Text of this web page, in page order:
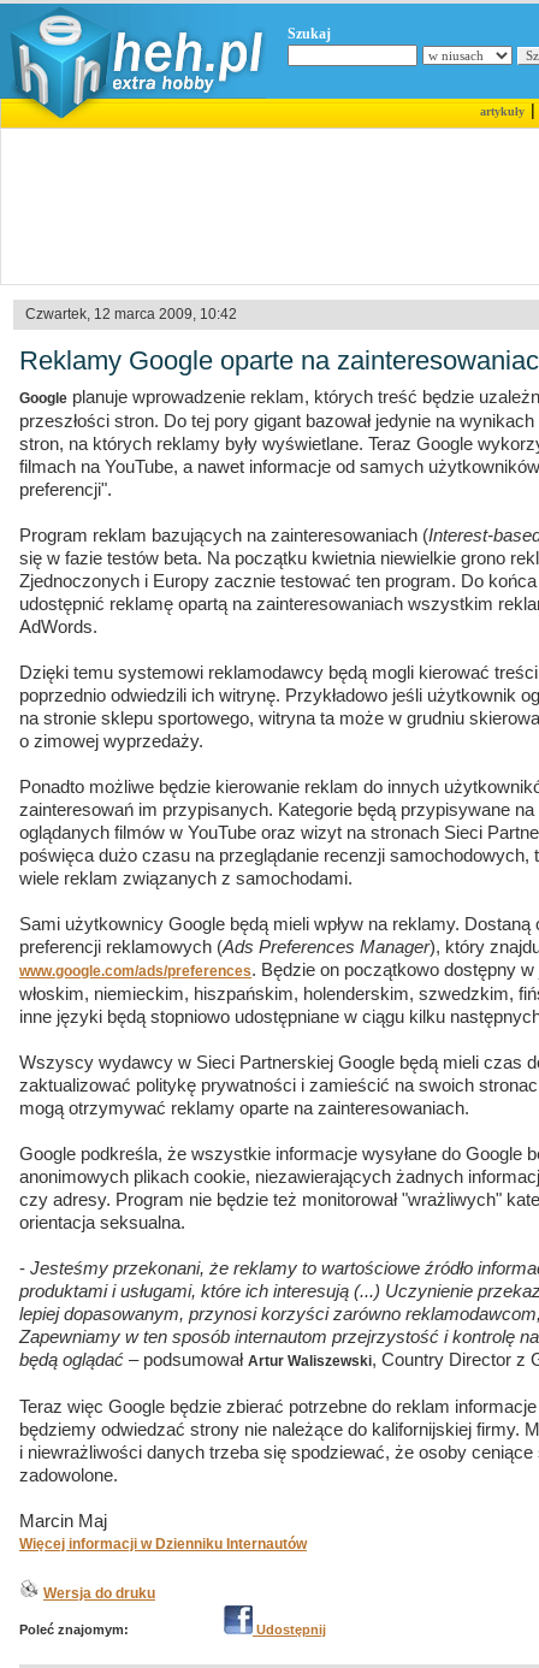
Szukaj
artykuły|
Czwartek, 12 marca 2009, 10:42
Reklamy Google oparte na
Google planuje wprowadzenie reklam, których treść będzie
przeszłości stron. Do tej pory gigant bazował jedynie na
stron, na których reklamy były wyświetlane. Teraz Google
filmach na YouTube, a nawet informacje od samych
preferencji".
Program reklam bazujących na zainteresowaniach (Interest-
się w fazie testów beta. Na początku kwietnia niewielkie grono
Zjednoczonych i Europy zacznie testować ten program. Do końca
udostępnić reklamę opartą na zainteresowaniach wszystkim
AdWords.
Dzięki temu systemowi reklamodawcy będą mogli kierować
poprzednio odwiedzili ich witrynę. Przykładowo jeśli użytkownik
na stronie sklepu sportowego, witryna ta może w grudniu
o zimowej wyprzedaży.
Ponadto możliwe będzie kierowanie reklam do innych
zainteresowań im przypisanych. Kategorie będą przypisywane
oglądanych filmów w YouTube oraz wizyt na stronach Sieci
poświęca dużo czasu na przeglądanie recenzji samochodowych,
wiele reklam związanych z samochodami.
Sami użytkownicy Google będą mieli wpływ na reklamy.
preferencji reklamowych (Ads Preferences Manager), który
www.google.com/ads/preferences. Będzie on początkowo dostępny
włoskim, niemieckim, hiszpańskim, holenderskim, szwedzkim,
inne języki będą stopniowo udostępniane w ciągu kilku
Wszyscy wydawcy w Sieci Partnerskiej Google będą mieli czas
zaktualizować politykę prywatności i zamieścić na swoich
mogą otrzymywać reklamy oparte na zainteresowaniach.
Google podkreśla, że wszystkie informacje wysyłane do Google
anonimowych plikach cookie, niezawierających żadnych
czy adresy. Program nie będzie też monitorował "wrażliwych"
orientacja seksualna.
- Jesteśmy przekonani, że reklamy to wartościowe źródło
produktami i usługami, które ich interesują (...) Uczynienie
lepiej dopasowanym, przynosi korzyści zarówno
Zapewniamy w ten sposób internautom przejrzystość i kontrolę
będą oglądać – podsumował Artur Waliszewski, Country Director z
Teraz więc Google będzie zbierać potrzebne do reklam
będziemy odwiedzać strony nie należące do kalifornijskiej firmy.
i niewrażliwości danych trzeba się spodziewać, że osoby
zadowolone.
Marcin Maj
Więcej informacji w Dzienniku Internautów
Wersja do druku
Poleć znajomym: Udostępnij